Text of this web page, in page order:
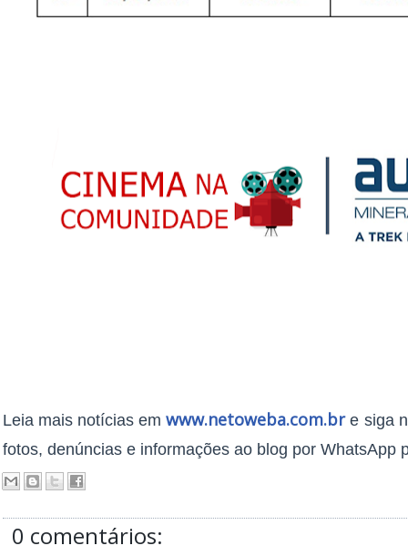
Leia mais notícias emwww.netoweba.com.bre siga
fotos, denúncias e informações ao blog por WhatsApp
0 comentários: